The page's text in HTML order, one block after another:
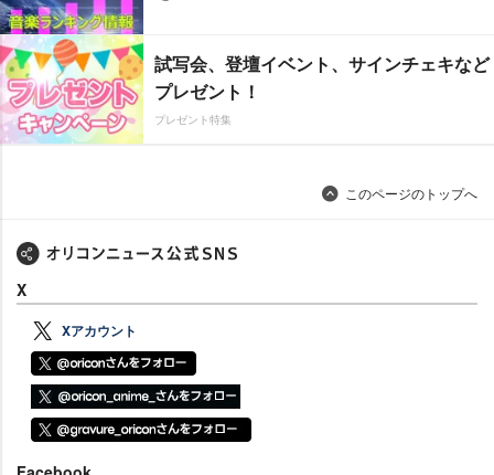
試写会、登壇イベント、サインチェキなど
プレゼント！
プレゼント特集
このページのトップへ
X
Xアカウント